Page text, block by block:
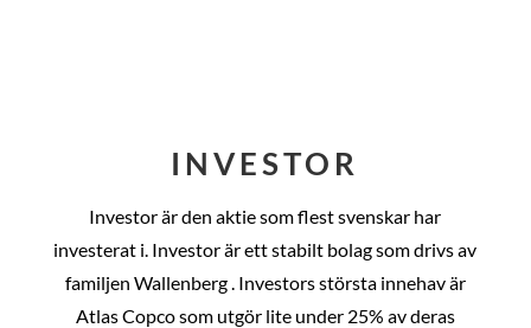
INVESTOR
Investor är den aktie som flest svenskar har
investerat i. Investor är ett stabilt bolag som drivs av
familjen Wallenberg . Investors största innehav är
Atlas Copco som utgör lite under 25% av deras